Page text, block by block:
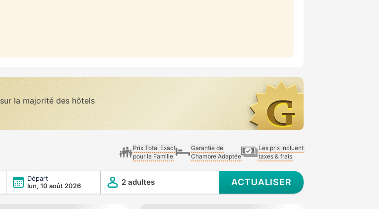
sur la majorité des hôtels
Prix Total Exact
pour la Famille
Garantie de
Chambre Adaptée
Les prix incluent
taxes & frais
Départ
lun, 10 août 2026
2 adultes ACTUALISER